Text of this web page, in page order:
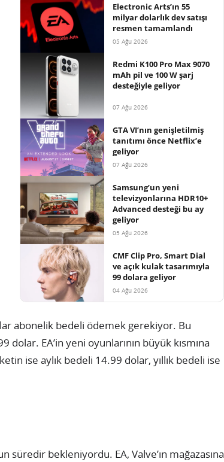
Electronic Arts’ın 55
milyar dolarlık dev satışı
resmen tamamlandı
05 Ağu 2026
Redmi K100 Pro Max 9070
mAh pil ve 100 W şarj
desteğiyle geliyor
07 Ağu 2026
GTA VI’nın genişletilmiş
tanıtımı önce Netflix’e
geliyor
07 Ağu 2026
Samsung’un yeni
televizyonlarına HDR10+
Advanced desteği bu ay
geliyor
05 Ağu 2026
CMF Clip Pro, Smart Dial
ve açık kulak tasarımıyla
99 dolara geliyor
04 Ağu 2026
abonelik bedeli ödemek gerekiyor. Bu
dolar. EA’in yeni oyunlarının büyük kısmına
ise aylık bedeli 14.99 dolar, yıllık bedeli ise
süredir bekleniyordu. EA, Valve’ın mağazasına